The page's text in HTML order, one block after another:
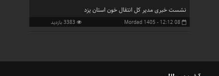
نشست خبری مدیر کل انتقال خون استان یزد
08 Mordad 1405 - 12:12 3383 بازدید